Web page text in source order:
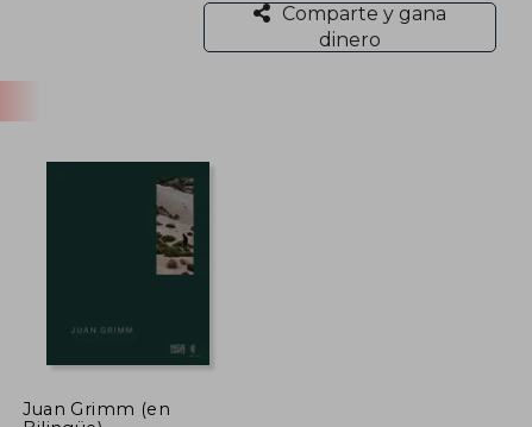
Comparte y gana
dinero
Juan Grimm (en